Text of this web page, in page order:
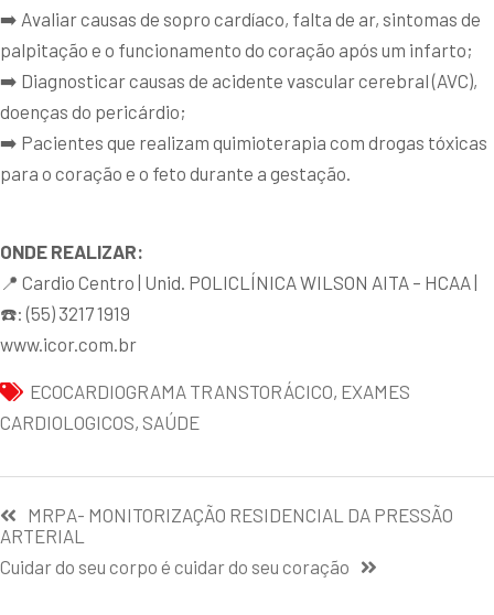
➡️ Avaliar causas de sopro cardíaco, falta de ar, sintomas de
palpitação e o funcionamento do coração após um infarto;
➡️ Diagnosticar causas de acidente vascular cerebral (AVC),
doenças do pericárdio;
➡️ Pacientes que realizam quimioterapia com drogas tóxicas
para o coração e o feto durante a gestação.
ONDE REALIZAR:
📍 Cardio Centro | Unid. POLICLÍNICA WILSON AITA – HCAA |
☎️: (55) 3217 1919
www.icor.com.br
ECOCARDIOGRAMA TRANSTORÁCICO, EXAMES
CARDIOLOGICOS, SAÚDE
MRPA- MONITORIZAÇÃO RESIDENCIAL DA PRESSÃO
ARTERIAL
Cuidar do seu corpo é cuidar do seu coração